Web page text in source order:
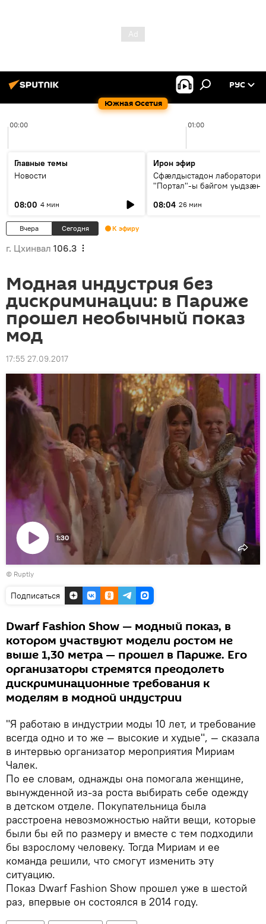
Южная Осетия
РУС
00:00 01:00
Главные темы
Новости
08:00 4 мин
Ирон эфир
Сфæлдыстадон лаборатори
"Портал"-ы байгом уыдзæн
Æхсары куыстыты равдыст
08:04 26 мин
Вчера Сегодня К эфиру
г. Цхинвал 106.3
Модная индустрия без
дискриминации: в Париже
прошел необычный показ
мод
17:55 27.09.2017
Воспроизвести
видео
1:30
© Ruptly
Подписаться
Dwarf Fashion Show — модный показ, в
котором участвуют модели ростом не
выше 1,30 метра — прошел в Париже. Его
организаторы стремятся преодолеть
дискриминационные требования к
моделям в модной индустрии
"Я работаю в индустрии моды 10 лет, и требование
всегда одно и то же — высокие и худые", — сказала
в интервью организатор мероприятия Мириам
Чалек.
По ее словам, однажды она помогала женщине,
вынужденной из-за роста выбирать себе одежду
в детском отделе. Покупательница была
расстроена невозможностью найти вещи, которые
были бы ей по размеру и вместе с тем подходили
бы взрослому человеку. Тогда Мириам и ее
команда решили, что смогут изменить эту
ситуацию.
Показ Dwarf Fashion Show прошел уже в шестой
раз, впервые он состоялся в 2014 году.